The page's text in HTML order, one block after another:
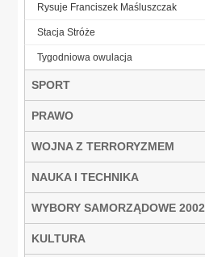
Rysuje Franciszek Maśluszczak
Stacja Stróże
Tygodniowa owulacja
SPORT
PRAWO
WOJNA Z TERRORYZMEM
NAUKA I TECHNIKA
WYBORY SAMORZĄDOWE 2002
KULTURA